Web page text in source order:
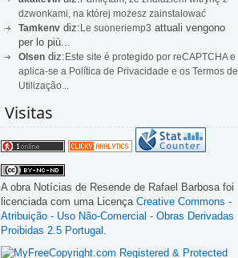
dzwonkami, na której możesz zainstalować
Tamkenv diz:Le suoneriemp3 attuali vengono
per lo più...
Olsen diz:Este site é protegido por reCAPTCHA e
aplica-se a Política de Privacidade e os Termos de
Utilização...
Visitas
A obra Notícias de Resende de Rafael Barbosa foi
licenciada com uma Licença Creative Commons -
Atribuição - Uso Não-Comercial - Obras Derivadas
Proibidas 2.5 Portugal